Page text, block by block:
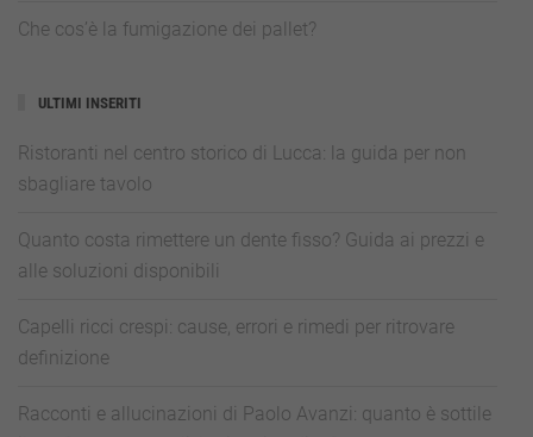
Che cos’è la fumigazione dei pallet?
ULTIMI INSERITI
Ristoranti nel centro storico di Lucca: la guida per non
sbagliare tavolo
Quanto costa rimettere un dente fisso? Guida ai prezzi e
alle soluzioni disponibili
Capelli ricci crespi: cause, errori e rimedi per ritrovare
definizione
Racconti e allucinazioni di Paolo Avanzi: quanto è sottile